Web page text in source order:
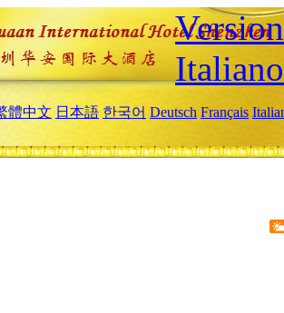
Italiano
體中文 日本語 한국어 Deutsch Français